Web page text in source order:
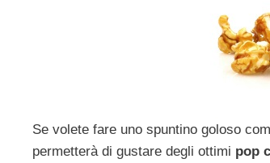
Se volete fare uno spuntino goloso
permetterà di gustare degli ottimi pop